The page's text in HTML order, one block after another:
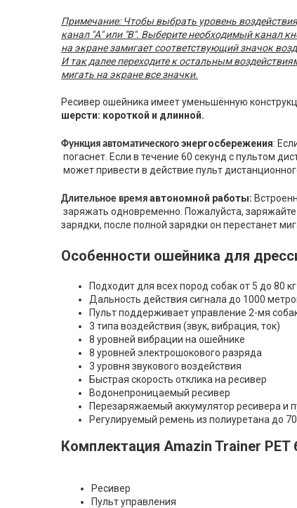
Примечание: Чтобы выбрать уровень
канал "А" или "B". Выберите необходимый канал
на экране замигает соответствующий значок
И так далее переходите к остальным
мигать на экране все значки.
Ресивер ошейника имеет уменьшённую
шерсти: короткой и длинной.
Функция автоматического энергосбережения:
погаснет. Если в течение 60 секунд спультом
может привести в действие пульт
Длительное время автономной работы:
заряжать одновременно Пожалуйста, заряжайте
зарядки, после полной зарядки он перестанет
Особенности ошейника для
Подходит для всех пород собак от 5 до 80 кг
Дальность действия сигнала до 1000
Пульт поддерживает управление 2-мя
3 типа воздействия (звук, вибрация, ток)
8 уровней вибрации на ошейнике
8 уровней электрошокового разряда
3 уровня звукового воздействия
Быстрая скорость отклика на ресивер
Водонепроницаемый ресивер
Перезаряжаемый аккумулятор ресивера и
Регулируемый ремень из полиуретана до
Комплектация Amazin Trainer PET
Ресивер
Пульт управления